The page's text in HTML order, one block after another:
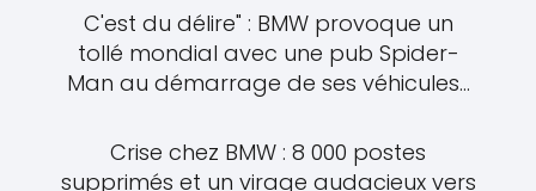
C'est du délire" : BMW provoque un
tollé mondial avec une pub Spider-
Man au démarrage de ses véhicules...
Crise chez BMW : 8 000 postes
supprimés et un virage audacieux vers